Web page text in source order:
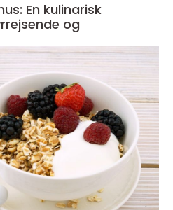
En kulinarisk
og